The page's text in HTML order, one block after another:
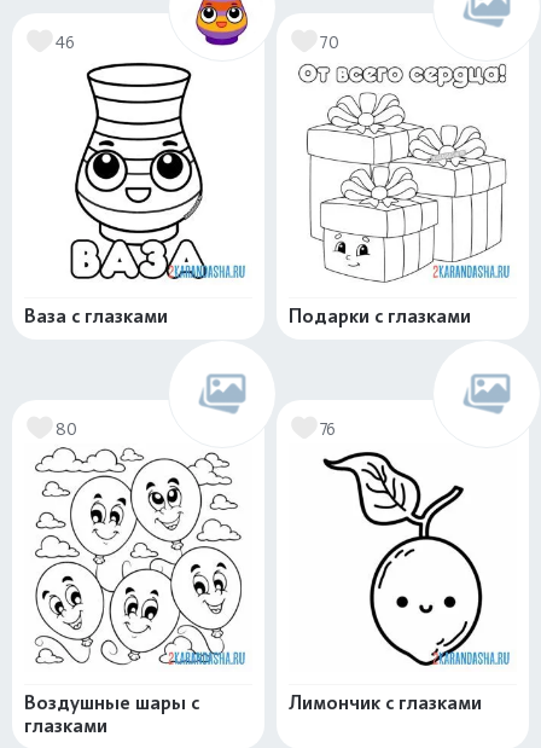
46
Ваза с глазками
70
Подарки с глазками
80
Воздушные шары с
глазками
76
Лимончик с глазками